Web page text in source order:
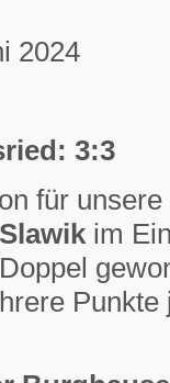
2024
3:3
für
im